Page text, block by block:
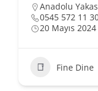
Anadolu
0545 572 11
20 Mayıs 2024
Fine Dine